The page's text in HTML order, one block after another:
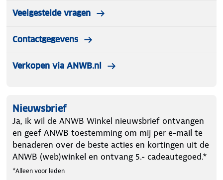
Veelgestelde vragen
Contactgegevens
Verkopen via ANWB.nl
Nieuwsbrief
Ja, ik wil de ANWB Winkel nieuwsbrief ontvangen
en geef ANWB toestemming om mij per e-mail te
benaderen over de beste acties en kortingen uit de
ANWB (web)winkel en ontvang 5.- cadeautegoed.*
*Alleen voor leden